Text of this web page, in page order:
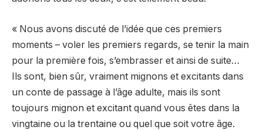
« Nous avons discuté de l’idée que ces premiers
moments – voler les premiers regards, se tenir la main
pour la première fois, s’embrasser et ainsi de suite…
Ils sont, bien sûr, vraiment mignons et excitants dans
un conte de passage à l’âge adulte, mais ils sont
toujours mignon et excitant quand vous êtes dans la
vingtaine ou la trentaine ou quel que soit votre âge.